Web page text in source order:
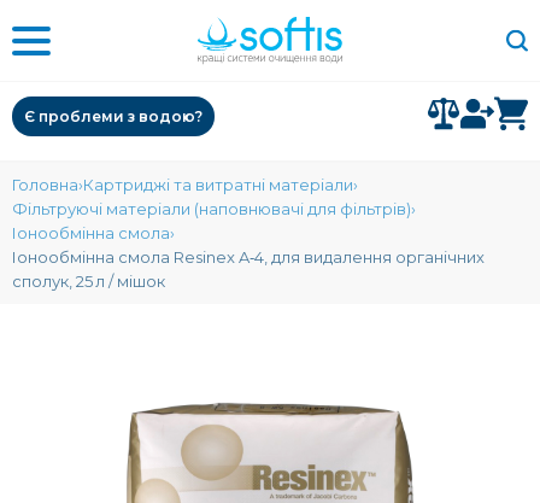
Є проблеми з водою?
Головна Картриджі та витратні матеріали
Фільтруючі матеріали (наповнювачі для фільтрів)
Іонообмінна смола
Іонообмінна смола Resinex A‑4, для видалення органічних
сполук, 25 л / мішок